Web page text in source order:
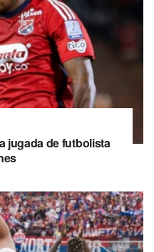
jugada de futbolista